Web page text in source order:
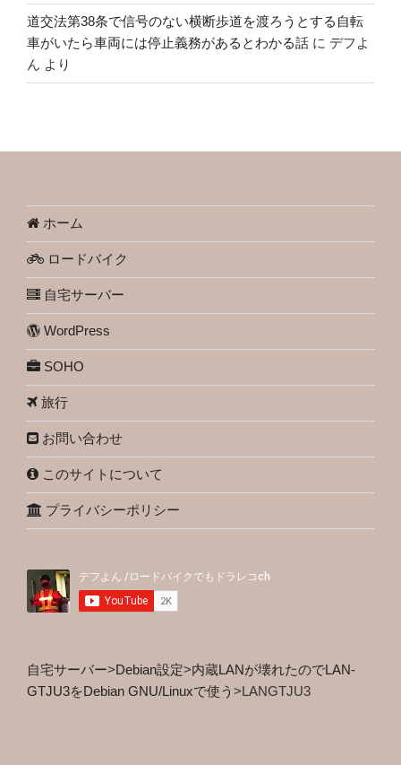
道交法第38条で信号のない横断歩道を渡ろうとする自転
車がいたら車両には停止義務があるとわかる話 に デフよ
ん より
ホーム
ロードバイク
自宅サーバー
WordPress
SOHO
旅行
お問い合わせ
このサイトについて
プライバシーポリシー
自宅サーバー>Debian設定>内蔵LANが壊れたのでLAN-
GTJU3をDebian GNU/Linuxで使う >LANGTJU3